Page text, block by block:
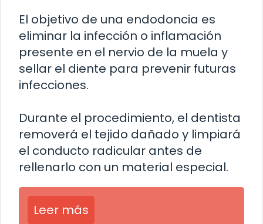
El objetivo de una endodoncia es
eliminar la infección o inflamación
presente en el nervio de la muela y
sellar el diente para prevenir futuras
infecciones.
Durante el procedimiento, el dentista
removerá el tejido dañado y limpiará
el conducto radicular antes de
rellenarlo con un material especial.
Leer más